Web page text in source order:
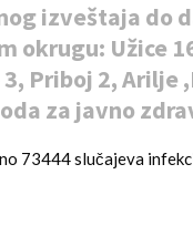
izveštaja do
okrugu: Užice
Priboj 2, Arilje
za javno
73444 slučajeva